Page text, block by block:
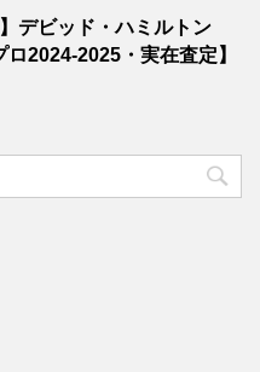
デビッド・ハミルトン
2024-2025・実在査定】